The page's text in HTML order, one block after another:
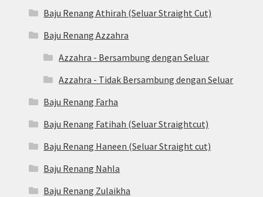
Baju Renang Athirah (Seluar Straight Cut)
Baju Renang Azzahra
Azzahra - Bersambung dengan Seluar
Azzahra - Tidak Bersambung dengan Seluar
Baju Renang Farha
Baju Renang Fatihah (Seluar Straightcut)
Baju Renang Haneen (Seluar Straight cut)
Baju Renang Nahla
Baju Renang Zulaikha